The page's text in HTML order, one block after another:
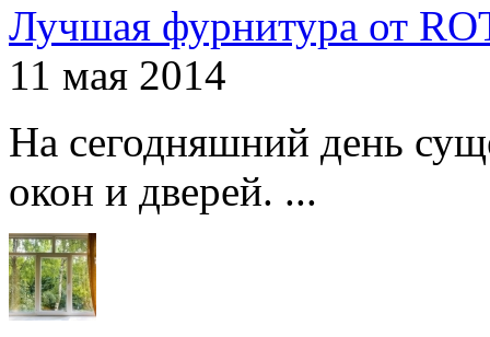
Лучшая фурнитура от
11 мая 2014
На сегодняшний день
окон и дверей. ...